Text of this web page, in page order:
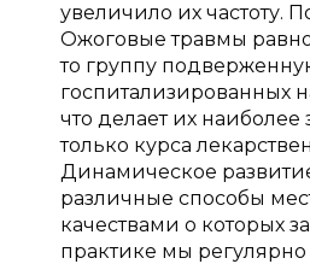
увеличило их частоту.
Ожоговые травмы
то группу
госпитализированных
что делает их
только курса
Динамическое
различные способы
качествами о которых
практике мы